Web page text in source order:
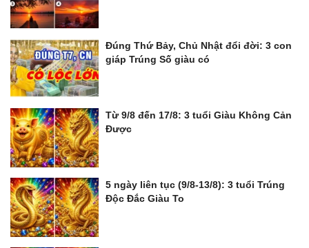
Đúng Thứ Bảy, Chủ Nhật đổi đời: 3 con
giáp Trúng Số giàu có
Từ 9/8 đến 17/8: 3 tuổi Giàu Không Cản
Được
5 ngày liên tục (9/8-13/8): 3 tuổi Trúng
Độc Đắc Giàu To